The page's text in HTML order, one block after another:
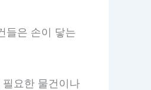
들은 손이 닿는
요한 물건이나